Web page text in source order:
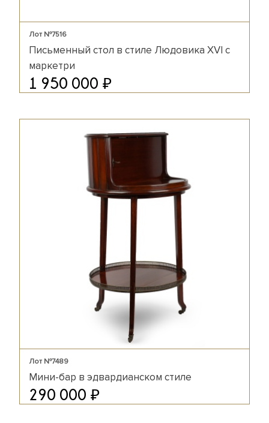
Лот №7516
Письменный стол в стиле Людовика XVI с
маркетри
1 950 000 ₽
Лот №7489
Мини-бар в эдвардианском стиле
290 000 ₽